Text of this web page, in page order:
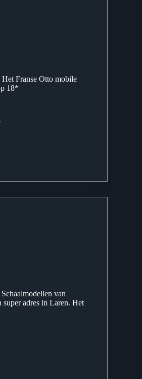
Franse Otto mobile
18*
van
super adres in Laren. Het